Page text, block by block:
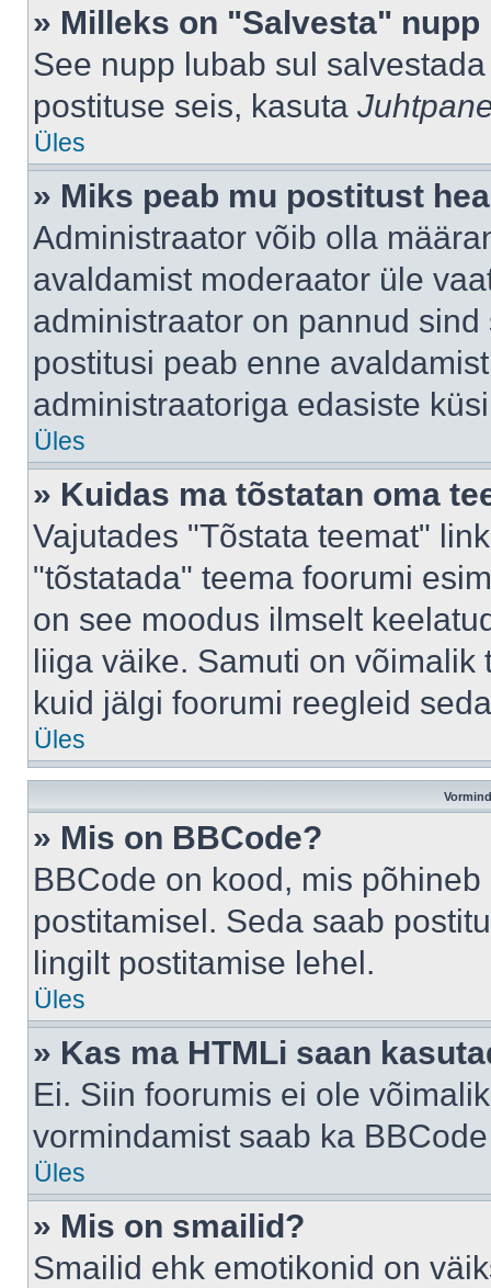
» Milleks on "Salvesta"
See nupp lubab sul
postituse seis, kasuta
Üles
» Miks peab mu postitust
Administraator võib olla
avaldamist moderaator üle
administraator on pannud
postitusi peab enne
administraatoriga edasiste
Üles
» Kuidas ma tõstatan oma
Vajutades "Tõstata teemat"
"tõstatada" teema foorumi
on see moodus ilmselt
liiga väike. Samuti on
kuid jälgi foorumi reegleid
Üles
» Mis on BBCode?
BBCode on kood, mis
postitamisel. Seda saab
lingilt postitamise lehel.
Üles
» Kas ma HTMLi saan
Ei. Siin foorumis ei ole
vormindamist saab ka
Üles
» Mis on smailid?
Smailid ehk emotikonid on